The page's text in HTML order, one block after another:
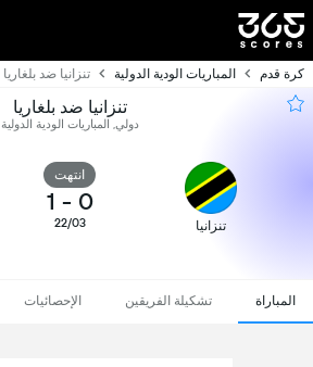
كرة قدم المباريات الودية الدولية تنزانيا ضد بلغاريا
تنزانيا ضد بلغاريا
دولي, المباريات الودية الدولية
تنزانيا
انتهت
0
-
1
22/03
المباراة تشكيلة الفريقين الإحصائيات